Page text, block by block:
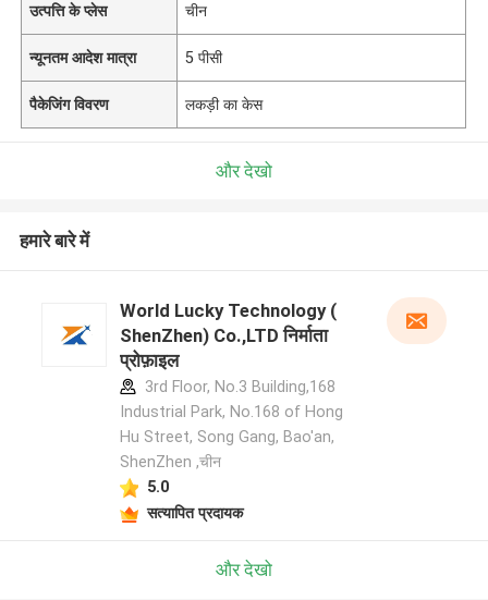
उत्पत्ति के प्लेस चीन
न्यूनतम आदेश मात्रा 5 पीसी
पैकेजिंग विवरण लकड़ी का केस
और देखो
हमारे बारे में
World Lucky Technology (
ShenZhen) Co.,LTD निर्माता
प्रोफ़ाइल
3rd Floor, No.3 Building,168
Industrial Park, No.168 of Hong
Hu Street, Song Gang, Bao'an,
ShenZhen ,चीन
5.0
सत्यापित प्रदायक
और देखो